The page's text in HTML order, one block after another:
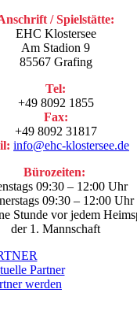
/ Spielstätte:
EHC Klostersee
Am Stadion 9
85567 Grafing
Tel:
+49 8092 1855
Fax:
+49 8092 31817
info@ehc-klostersee.de
Bürozeiten:
09:30 – 12:00 Uhr
09:30 – 12:00 Uhr
Stunde vor jedem
der 1. Mannschaft
Partner
werden